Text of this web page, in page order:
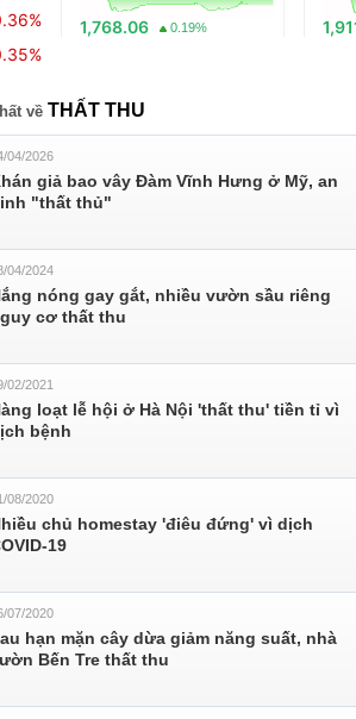
1,768.06 0.19%
về THẤT THU
04/2026
giả bao vây Đàm Vĩnh Hưng ở Mỹ, an
"thất thủ"
04/2024
nóng gay gắt, nhiều vườn sầu riêng
cơ thất thu
02/2021
loạt lễ hội ở Hà Nội 'thất thu' tiền tỉ vì
bệnh
08/2020
chủ homestay 'điêu đứng' vì dịch
19
07/2020
hạn mặn cây dừa giảm năng suất, nhà
Bến Tre thất thu